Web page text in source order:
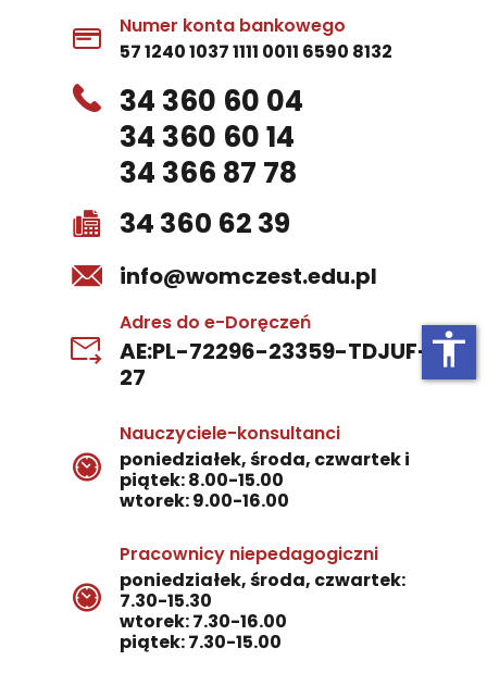
Numer konta bankowego
57 1240 1037 1111 0011 6590 8132
34 360 60 04
34 360 60 14
34 366 87 78
34 360 62 39
info@womczest.edu.pl
Adres do e-Doręczeń
AE:PL-72296-23359-TDJUF-
27
Nauczyciele-konsultanci
poniedziałek, środa, czwartek i
piątek: 8.00-15.00
wtorek: 9.00-16.00
Pracownicy niepedagogiczni
poniedziałek, środa, czwartek:
7.30-15.30
wtorek: 7.30-16.00
piątek: 7.30-15.00
accessibility